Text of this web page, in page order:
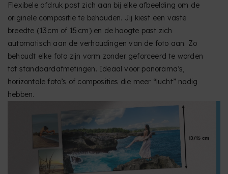
Flexibele afdruk past zich aan bij elke afbeelding om de
originele compositie te behouden. Jij kiest een vaste
breedte (13 cm of 15 cm) en de hoogte past zich
automatisch aan de verhoudingen van de foto aan. Zo
behoudt elke foto zijn vorm zonder geforceerd te worden
tot standaardafmetingen. Ideaal voor panorama’s,
horizontale foto’s of composities die meer “lucht” nodig
hebben.